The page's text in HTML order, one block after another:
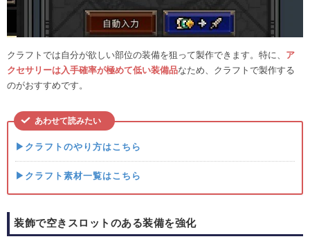
クラフトでは自分が欲しい部位の装備を狙って製作できます。特に、 ア
クセサリーは入手確率が極めて低い装備品なため、クラフトで製作する
のがおすすめです。
あわせて読みたい
▶クラフトのやり方はこちら
▶クラフト素材一覧はこちら
装飾で空きスロットのある装備を強化